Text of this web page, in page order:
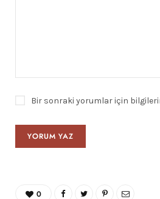
Bir sonraki yorumlar için
0